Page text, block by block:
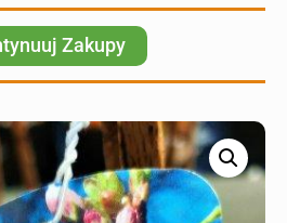
Zakupy